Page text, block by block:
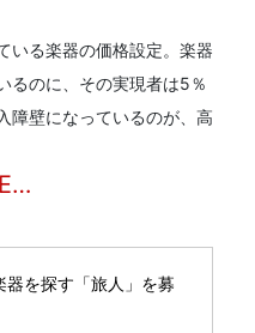
いる楽器の価格設定。楽器
るのに、その実現者は5％
障壁になっているのが、高
器を探す「旅人」を募